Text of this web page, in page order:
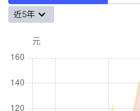
近5年